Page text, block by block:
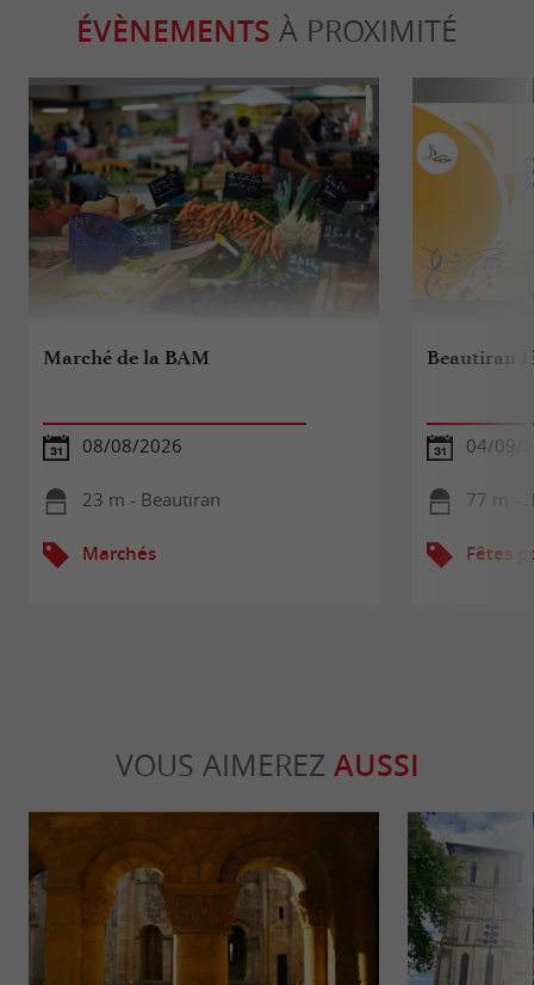
ÉVÈNEMENTS À PROXIMITÉ
Marché de la BAM
08/08/2026
23 m - Beautiran
Marchés
Beautiran
04/09/
77 m -
Fêtes
VOUS AIMEREZ AUSSI